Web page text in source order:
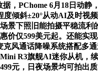
，PChome 6月18日动
倾斜±20°从动AI及时
景下照旧能拍摄平稳流
价仅599美元起。还能
风通话降噪系统搭配多
R3旗舰AI迷你从机，
元，日夜场景均可拍